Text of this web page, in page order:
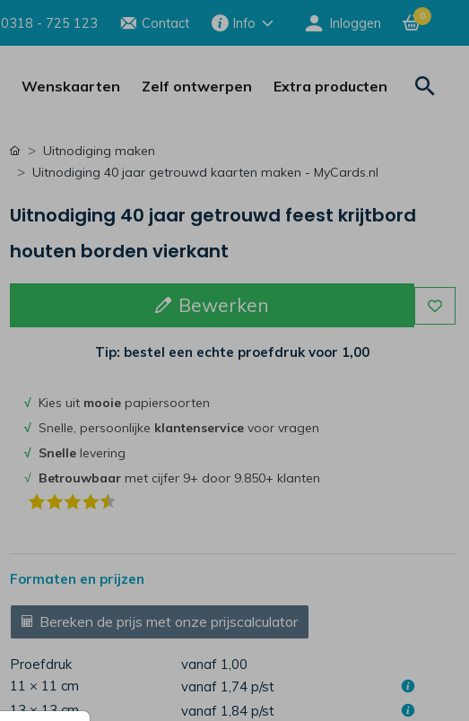
0318 - 725 123 Contact Info Inloggen 0
Wenskaarten Zelf ontwerpen Extra producten
Uitnodiging maken
Uitnodiging 40 jaar getrouwd kaarten maken - MyCards.nl
Uitnodiging 40 jaar getrouwd feest krijtbord
houten borden vierkant
Bewerken
Tip: bestel een echte proefdruk voor 1,00
√Kies uit mooie papiersoorten
√Snelle, persoonlijke klantenservicevoor vragen
√ Snellelevering
√ Betrouwbaarmet cijfer 9+ door 9.850+ klanten
Formaten en prijzen
Bereken de prijs met onze prijscalculator
Proefdruk
vanaf 1,00
11 × 11 cm
vanaf 1,74 p/st
13 × 13 cm
vanaf 1,84 p/st